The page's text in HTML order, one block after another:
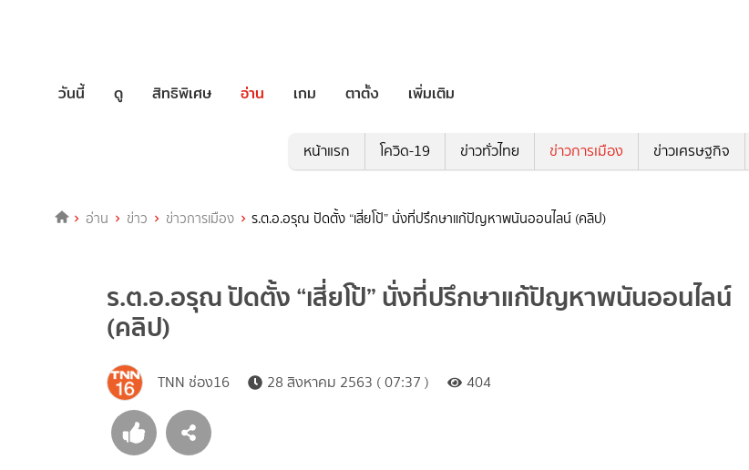
วันนี้ ดู สิทธิพิเศษ อ่าน เกม ตาตั้ง เพิ่มเติม
หน้าแรก โควิด-19 ข่าวทั่วไทย ข่าวการเมือง ข่าวเศรษฐกิจ
อ่าน ข่าว ข่าวการเมือง ร.ต.อ.อรุณ ปัดตั้ง “เสี่ยโป้” นั่งที่ปรึกษาแก้ปัญหาพนันออนไลน์ (คลิป)
ร.ต.อ.อรุณ ปัดตั้ง “เสี่ยโป้” นั่งที่ปรึกษาแก้ปัญหาพนันออนไลน์
(คลิป)
TNN ช่อง16 28 สิงหาคม 2563 ( 07:37 ) 404